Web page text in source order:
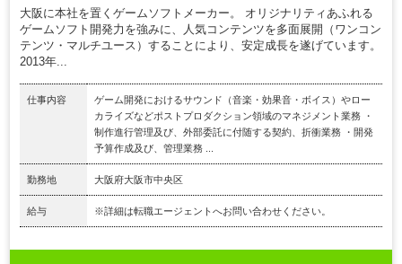
大阪に本社を置くゲームソフトメーカー。 オリジナリティあふれる
ゲームソフト開発力を強みに、人気コンテンツを多面展開（ワンコン
テンツ・マルチユース）することにより、安定成長を遂げています。
2013年...
仕事内容
ゲーム開発におけるサウンド（音楽・効果音・ボイス）やロー
カライズなどポストプロダクション領域のマネジメント業務 ・
制作進行管理及び、外部委託に付随する契約、折衝業務 ・開発
予算作成及び、管理業務 ...
勤務地 大阪府大阪市中央区
給与 ※詳細は転職エージェントへお問い合わせください。